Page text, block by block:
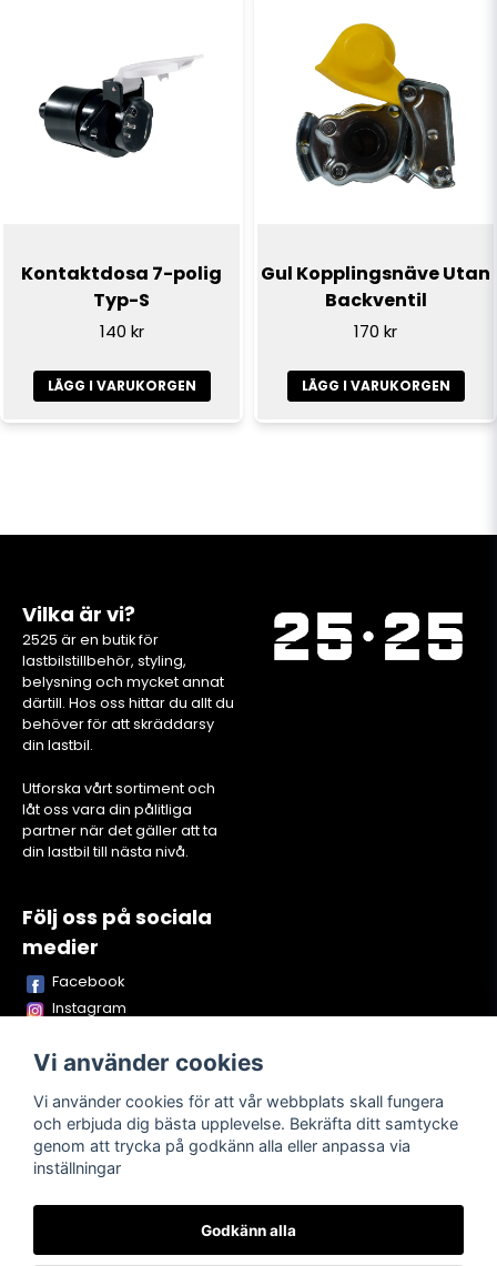
Kontaktdosa 7-polig
Typ-S
140 kr
LÄGG I VARUKORGEN
Gul Kopplingsnäve Utan
Backventil
170 kr
LÄGG I VARUKORGEN
Vilka är vi?
2525 är en butik för
lastbilstillbehör, styling,
belysning och mycket annat
därtill. Hos oss hittar du allt du
behöver för att skräddarsy
din lastbil.
Utforska vårt sortiment och
låt oss vara din pålitliga
partner när det gäller att ta
din lastbil till nästa nivå.
Följ oss på sociala
medier
Facebook
Instagram
TikTok
Vi använder cookies
Vi använder cookies för att vår webbplats skall fungera
och erbjuda dig bästa upplevelse. Bekräfta ditt samtycke
genom att trycka på godkänn alla eller anpassa via
inställningar
Godkänn alla